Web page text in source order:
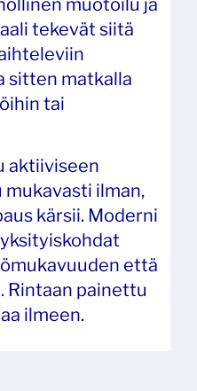
muotoilu ja
tekevät siitä
sitten matkalla
tai
aktiiviseen
mukavasti ilman,
kärsii. Moderni
että
Rintaan painettu
ilmeen.